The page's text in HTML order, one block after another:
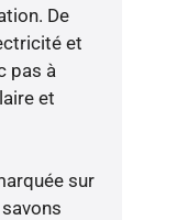
De
et
pas à
et
sur